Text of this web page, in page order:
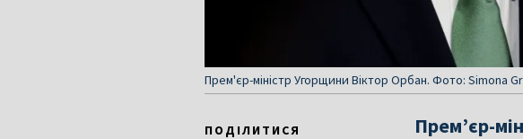
Прем'єр-міністр Угорщини Віктор Орбан. Фото: Simona
ПОДІЛИТИСЯ
Прем’єр-